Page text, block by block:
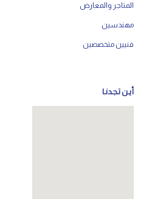
المتاجر والمعارض
مهندسين
فنيين متخصصين
أيـن تـجـدنـا